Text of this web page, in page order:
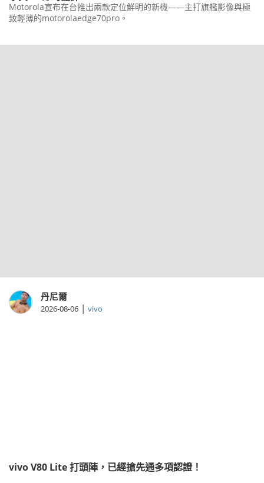
Motorola宣布在台推出兩款定位鮮明的新機——主打旗艦影像與極
致輕薄的motorolaedge70pro。
丹尼爾
2026-08-06 | vivo
vivo V80 Lite 打頭陣，已經搶先通多項認證！